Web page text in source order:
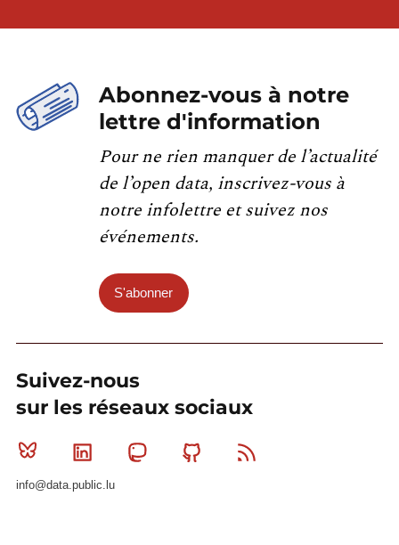
Abonnez-vous à notre
lettre d'information
Pour ne rien manquer de l’actualité
de l’open data, inscrivez-vous à
notre infolettre et suivez nos
événements.
S'abonner
Suivez-nous
sur les réseaux sociaux
Bluesky Linkedin MastodonGithub
info@data.public.lu